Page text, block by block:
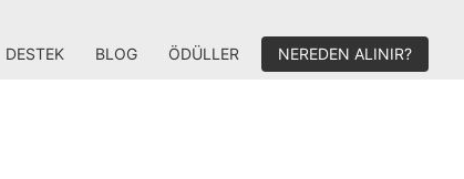
DESTEK BLOG ÖDÜLLER NEREDEN ALINIR?